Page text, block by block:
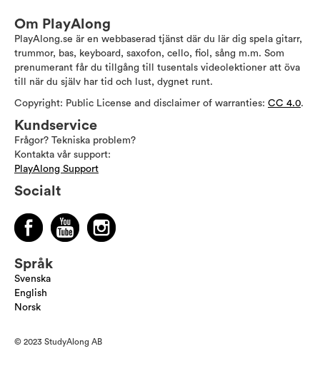
Om PlayAlong
PlayAlong.se är en webbaserad tjänst där du lär dig spela gitarr,
trummor, bas, keyboard, saxofon, cello, fiol, sång m.m. Som
prenumerant får du tillgång till tusentals videolektioner att öva
till när du själv har tid och lust, dygnet runt.
Copyright: Public License and disclaimer of warranties: CC 4.0.
Kundservice
Frågor? Tekniska problem?
Kontakta vår support:
PlayAlong Support
Socialt
Språk
Svenska
English
Norsk
© 2023 StudyAlong AB